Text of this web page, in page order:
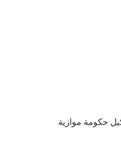
حكومة موازية